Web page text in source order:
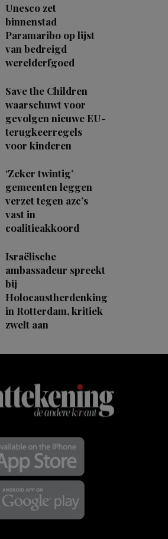
Unesco zet
binnenstad
Paramaribo op lijst
van bedreigd
werelderfgoed
Save the Children
waarschuwt voor
gevolgen nieuwe EU-
terugkeerregels
voor kinderen
‘Zeker twintig’
gemeenten leggen
verzet tegen azc’s
vast in
coalitieakkoord
Israëlische
ambassadeur spreekt
bij
Holocaustherdenking
in Rotterdam, kritiek
zwelt aan